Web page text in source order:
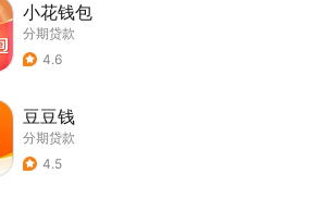
小花钱包
分期贷款
4.6
豆豆钱
分期贷款
4.5